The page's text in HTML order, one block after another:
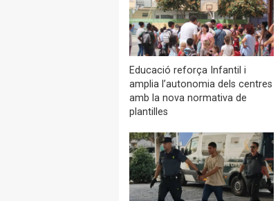
Educació reforça Infantil i
amplia l’autonomia dels centres
amb la nova normativa de
plantilles